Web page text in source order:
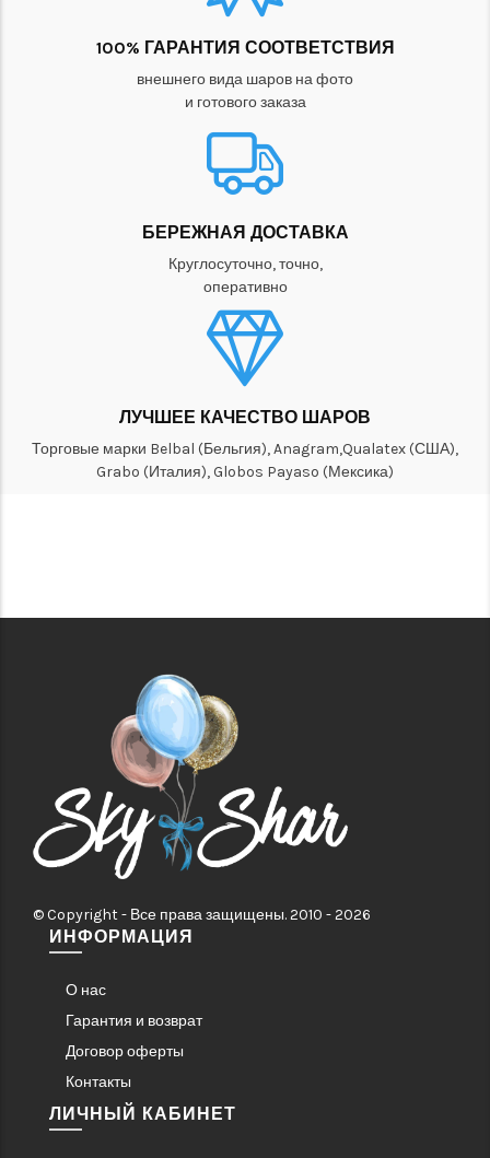
100% ГАРАНТИЯ СООТВЕТСТВИЯ
внешнего вида шаров на фото
и готового заказа
БЕРЕЖНАЯ ДОСТАВКА
Круглосуточно, точно,
оперативно
ЛУЧШЕЕ КАЧЕСТВО ШАРОВ
Торговые марки Belbal (Бельгия), Anagram,Qualatex (США),
Grabo (Италия), Globos Payaso (Мексика)
© Copyright - Все права защищены. 2010 - 2026
ИНФОРМАЦИЯ
О нас
Гарантия и возврат
Договор оферты
Контакты
ЛИЧНЫЙ КАБИНЕТ